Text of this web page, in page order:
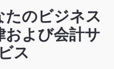
たのビジネス
および会計サ
ス